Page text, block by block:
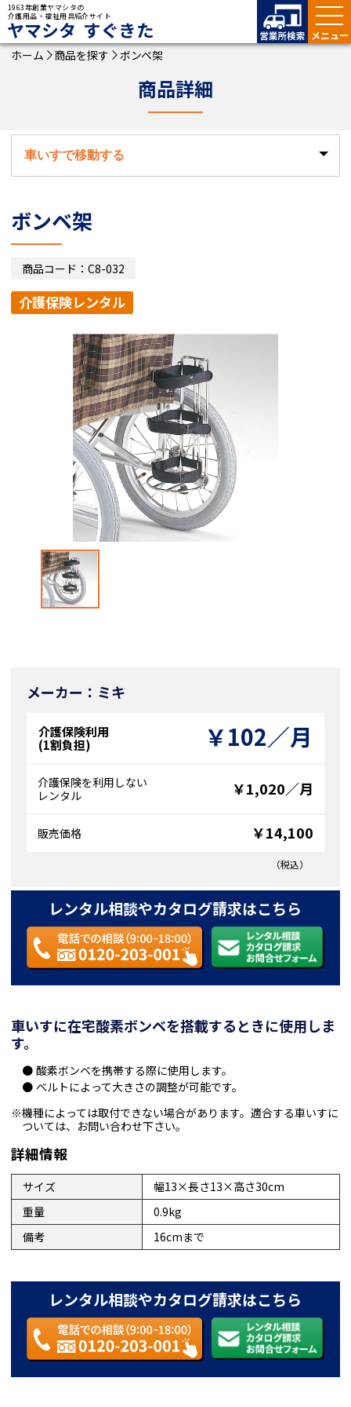
1963年創業ヤマシタの
介護用品・福祉用具紹介サイト
ホーム 商品を探す ボンベ架
商品詳細
ボンベ架
商品コード：C8-032
介護保険レンタル
メーカー：ミキ
介護保険利用
(1割負担)
￥102／月
介護保険を利用しない
レンタル
￥1,020／月
販売価格 ￥14,100
（税込）
レンタル相談やカタログ請求はこちら
車いすに在宅酸素ボンベを搭載するときに使用しま
す。
酸素ボンベを携帯する際に使用します。
ベルトによって大きさの調整が可能です。
※機種によっては取付できない場合があります。適合する車いすに
ついては、お問い合わせ下さい。
詳細情報
サイズ
幅13×長さ13×高さ30cm
重量
0.9kg
備考
16cmまで
レンタル相談やカタログ請求はこちら